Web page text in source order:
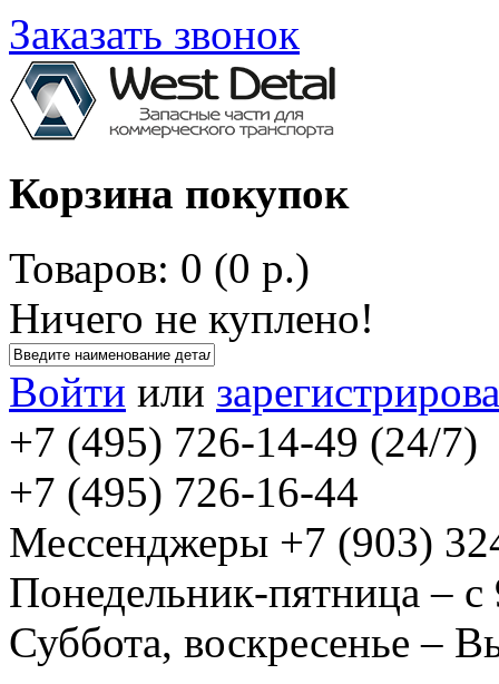
Заказать звонок
Корзина покупок
Товаров: 0 (0 р.)
Ничего не куплено!
Войти или
+7 (495) 726-14-49 (24/7)
+7 (495) 726-16-44
Мессенджеры +7 (903)
Понедельник-пятница –
Суббота, воскресенье –